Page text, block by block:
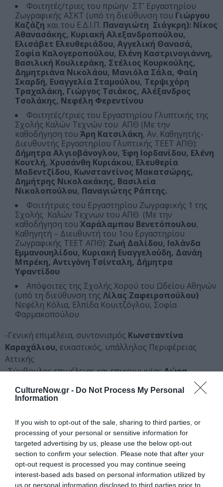
CultureNow.gr - Do Not Process My Personal
Information
If you wish to opt-out of the sale, sharing to third parties, or
processing of your personal or sensitive information for
targeted advertising by us, please use the below opt-out
section to confirm your selection. Please note that after your
opt-out request is processed you may continue seeing
interest-based ads based on personal information utilized by
us or personal information disclosed to third parties prior to
Φοιτητές/τριες του πρώην ΣΤ’ Εργαστηρίου
Ζωγραφικής ΑΣΚΤ (υπό τη διεύθυνση του Γιώργου
Καζάζη και του Ε.Δ.Ι.Π. Παναγιώτη Σιάγκρη): Νίκος
Αθανασάκης, Κυριακή Αλεξανδροπούλου,
Ελισάβετ Ελευθεριάδου, Αγγελική Θανασά,
Σοφία Καλογεροπούλου, Ελένη Καστρινογιάννη,
Βασιλική Κουλιεράκη, Στέλιος Κουρκούλης,
Δημητριάνα Νικολάου, Μανιόλα Σάλα, Φαίη
Σκαρδή, Ευαγγελία Σταμούλου, Τερψιχόρη
Τραχαλάκη, Γιώργος Τσιάκος, Αλέξανδρος
Τσολάκης, Νεφέλη Φερεντίνου
Φοιτητές/τριες του Εργαστηρίου Γλυπτικής της
Σχολής Καλών Τεχνών του ΑΠΘ (Με την
καθοδήγηση του Άρη Κατσιλάκη, Αν. Καθηγητής-
Διευθυντής Εργαστηρίου Γλυπτικής ΤΕΕΤ ΑΠΘ):
Δήμητρα Αλγιοβάνογλου, Έφη Ιορδανίδου, Ελένη
Κουτλή, Χρυσάνθη Κυριάκου, Ελευθερία
Μαδεντζίδου, Κωνσταντίνος Μακατσώρης,
Δημήτρης Νικολακάκης, Βασιλεία
Νικολοπούλου, Παναγιώτης Ράπτης.
Φοιτήτριες του Εργαστηρίου Ζωγραφικής 1 της
Σχολής Καλών Τεχνων του ΑΠΘ (Με την
καθοδήγηση του Χαράλαμπου Βενετόπουλου,
Καθηγητή – Διευθυντή του 1ου Εργαστηρίου
Ζωγραφικής ΤΕΕΤ ΑΠΘ): Ζωή Δαλίδου, Ιολάνδα
Εμμανουηλίδου, Κυριακή Ευαγγελούδη, Δανάη
Μπρέκη, Αντιγόνη Τσίνταλη, Δήμητρα
Υφαντίδου
Απόφοιτες της Σχολής Χορού του Ωδείου Αθηνών
(υπό τη διεύθυνση της Λίλας Ζαφειροπούλου)
Νεφέλη Κόλια, Ελπίδα Κουιτζόγλου, Σοφία
Φαρμακοπούλου
-Γενική επιμέλεια, συντονισμός Κωνσταντίνα
Καραχάλιου, εικαστικός, υπάλληλος Περιφέρειας
Αττικής
-Σύμβουλος επιμέλειας και επικοινωνίαςΔώρα
Μέτοικοι – Μετάβαση,
Ενσωμάτωση, Δημιουργία:
Ομαδική έκθεση στην
Πινακοθήκη Κυκλάδων